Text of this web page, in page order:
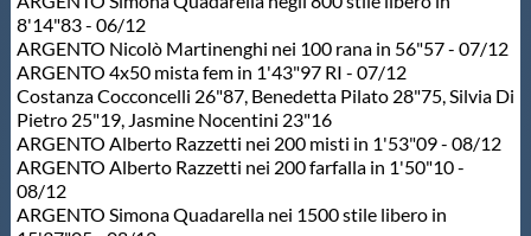
Protezione Civile
Qualità
Sostenibilità
8'14"83 - 06/12
ARGENTO Nicolò Martinenghi nei 100 rana in 56"57 - 07/12
ARGENTO 4x50 mista fem in 1'43"97 RI - 07/12
Costanza Cocconcelli 26"87, Benedetta Pilato 28"75, Silvia Di
Pietro 25"19, Jasmine Nocentini 23"16
ARGENTO Alberto Razzetti nei 200 misti in 1'53"09 - 08/12
ARGENTO Alberto Razzetti nei 200 farfalla in 1'50"10 -
08/12
ARGENTO Simona Quadarella nei 1500 stile libero in